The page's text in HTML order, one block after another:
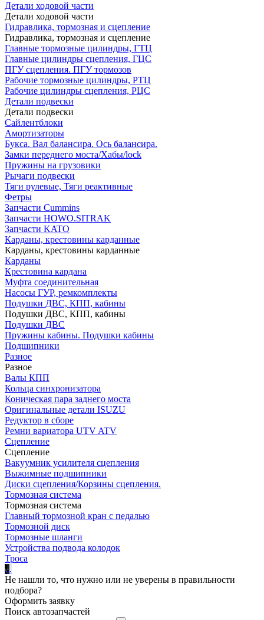
Детали ходовой части
Детали ходовой части
Гидравлика, тормозная и сцепление
Гидравлика, тормозная и сцепление
Главные тормозные цилиндры, ГТЦ
Главные цилиндры сцепления, ГЦС
ПГУ сцепления. ПГУ тормозов
Рабочие тормозные цилиндры, РТЦ
Рабочие цилиндры сцепления, РЦС
Детали подвески
Детали подвески
Cайлентблоки
Амортизаторы
Букса. Вал балансира. Ось балансира.
Замки переднего моста/Хабы/lock
Пружины на грузовики
Рычаги подвески
Тяги рулевые, Тяги реактивные
Фетры
Запчасти Cummins
Запчасти HOWO.SITRAK
Запчасти KATO
Карданы, крестовины карданные
Карданы, крестовины карданные
Карданы
Крестовина кардана
Муфта соединительная
Насосы ГУР, ремкомплекты
Подушки ДВС, КПП, кабины
Подушки ДВС, КПП, кабины
Подушки ДВС
Пружины кабины. Подушки кабины
Подшипники
Разное
Разное
Валы КПП
Кольца синхронизатора
Коническая пара заднего моста
Оригинальные детали ISUZU
Редуктор в сборе
Ремни вариатора UTV ATV
Сцепление
Сцепление
Вакуумник усилителя сцепления
Выжимные подшипники
Диски сцепления/Корзины сцепления.
Тормозная система
Тормозная система
Главный тормозной кран с педалью
Тормозной диск
Тормозные шланги
Устройства подвода колодок
Троса
...
Не нашли то, что нужно или не уверены в правильности
подбора?
Оформить заявку
Поиск автозапчастей